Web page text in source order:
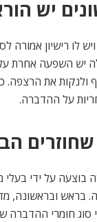
יש
לו רישיון אמורה
יש השפעה אחרת
את הרצפה.
על ההדברה.
על ידי
ובראשונה,
סוג חומרי